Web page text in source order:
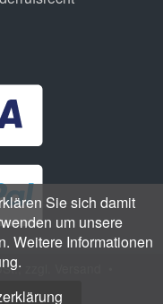
zzgl.
Sie sich damit
um unsere
Weitere Informationen